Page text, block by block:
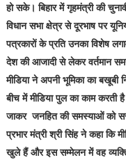
हो सके। बिहार में गृहमंत्री की
विधान सभा क्षेत्र से दूरभाष पर
पत्रकारों के प्रति उनका विशेष
देश की आजादी से लेकर वर्तमान
मीडिया ने अपनी भूमिका का बखूबी
बीच में मीडिया पुल का काम करती है
जाकर जनहित की समस्याओं को
प्रभार मंत्री श्री सिंह ने कहा कि
खुले हैं और इस सम्मेलन में वह